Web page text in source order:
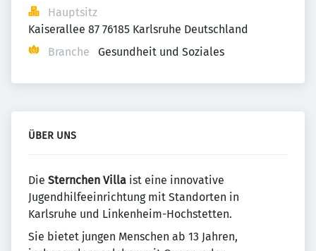
Hauptsitz
Kaiserallee 87 76185 Karlsruhe Deutschland
Branche
Gesundheit und Soziales
ÜBER UNS
​Die Sternchen Villa ist eine innovative
Jugendhilfeeinrichtung mit Standorten in
Karlsruhe und Linkenheim-Hochstetten.
Sie bietet jungen Menschen ab 13 Jahren,